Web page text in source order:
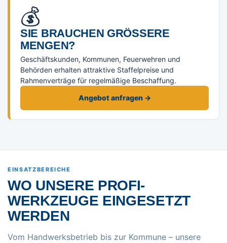
💰
SIE BRAUCHEN GRÖSSERE M
ENGEN?
Geschäftskunden, Kommunen, Feuerwehren und
Behörden erhalten attraktive Staffelpreise und
Rahmenverträge für regelmäßige Beschaffung.
Angebot anfragen →
EINSATZBEREICHE
WO UNSERE PROFI-
WERKZEUGE EINGESETZT
WERDEN
Vom Handwerksbetrieb bis zur Kommune – unsere